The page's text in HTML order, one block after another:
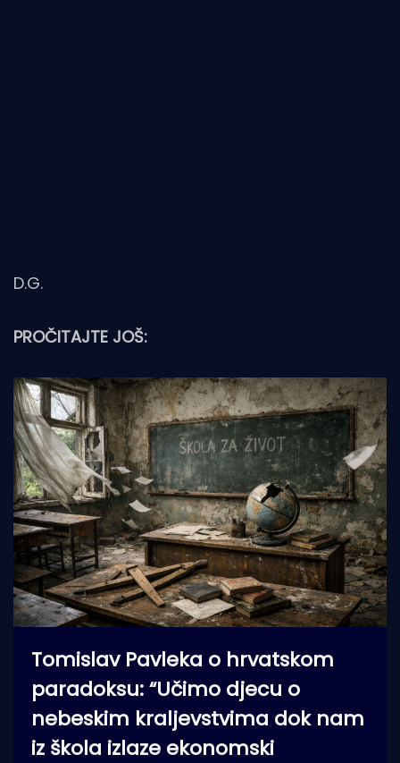
D.G.
PROČITAJTE JOŠ:
Tomislav Pavleka o hrvatskom
paradoksu: “Učimo djecu o
nebeskim kraljevstvima dok nam
iz škola izlaze ekonomski